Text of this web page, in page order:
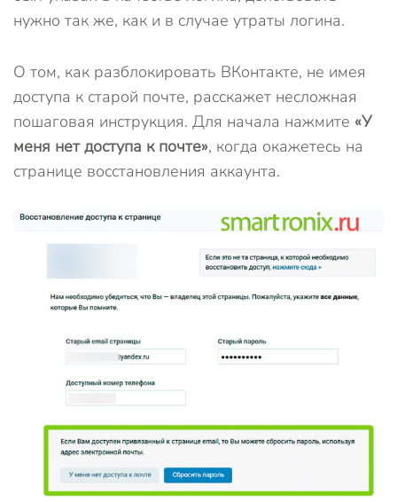
нужно так же, как и в случае утраты логина.
О том, как разблокировать ВКонтакте, не имея
доступа к старой почте, расскажет несложная
пошаговая инструкция. Для начала нажмите «У
меня нет доступа к почте», когда окажетесь на
странице восстановления аккаунта.